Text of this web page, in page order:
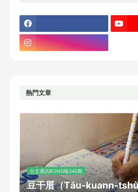
熱門文章
台文通訊BONG報340期
豆干厝（Tāu-kuann-tshù